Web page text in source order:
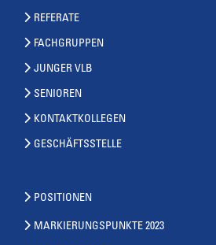
REFERATE
FACHGRUPPEN
JUNGER VLB
SENIOREN
KONTAKTKOLLEGEN
GESCHÄFTSSTELLE
POSITIONEN
MARKIERUNGSPUNKTE 2023